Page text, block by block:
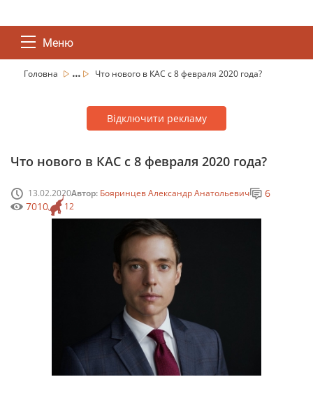
Меню
Головна ... Что нового в КАС с 8 февраля 2020 года?
Відключити рекламу
Что нового в КАС с 8 февраля 2020 года?
13.02.2020Автор: Бояринцев Александр Анатольевич
12
6
7010